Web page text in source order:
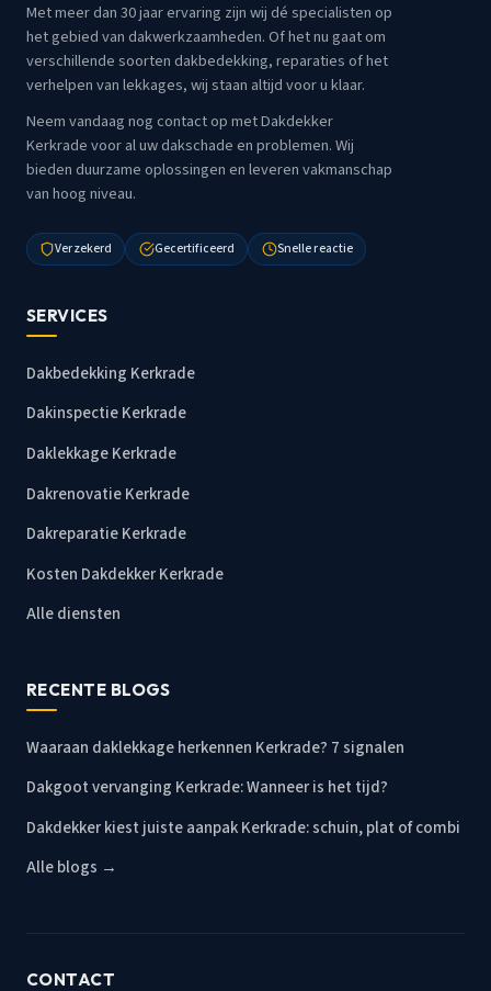
Met meer dan 30 jaar ervaring zijn wij dé specialisten op
het gebied van dakwerkzaamheden. Of het nu gaat om
verschillende soorten dakbedekking, reparaties of het
verhelpen van lekkages, wij staan altijd voor u klaar.
Neem vandaag nog contact op met Dakdekker
Kerkrade voor al uw dakschade en problemen. Wij
bieden duurzame oplossingen en leveren vakmanschap
van hoog niveau.
Verzekerd Gecertificeerd Snelle reactie
SERVICES
Dakbedekking Kerkrade
Dakinspectie Kerkrade
Daklekkage Kerkrade
Dakrenovatie Kerkrade
Dakreparatie Kerkrade
Kosten Dakdekker Kerkrade
Alle diensten
RECENTE BLOGS
Waaraan daklekkage herkennen Kerkrade? 7 signalen
Dakgoot vervanging Kerkrade: Wanneer is het tijd?
Dakdekker kiest juiste aanpak Kerkrade: schuin, plat of combi
Alle blogs →
CONTACT